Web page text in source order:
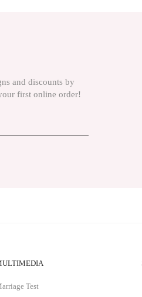
and discounts by
first online order!
Test